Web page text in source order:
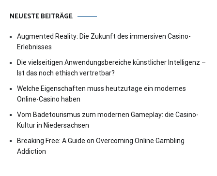
NEUESTE BEITRÄGE
Augmented Reality: Die Zukunft des immersiven Casino-
Erlebnisses
Die vielseitigen Anwendungsbereiche künstlicher Intelligenz –
Ist das noch ethisch vertretbar?
Welche Eigenschaften muss heutzutage ein modernes
Online-Casino haben
Vom Badetourismus zum modernen Gameplay: die Casino-
Kultur in Niedersachsen
Breaking Free: A Guide on Overcoming Online Gambling
Addiction